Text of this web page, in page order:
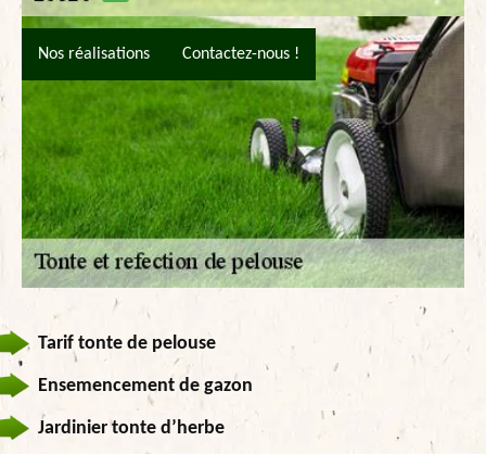
Nos réalisations Contactez-nous !
Tarif tonte de pelouse
Ensemencement de gazon
Jardinier tonte d’herbe